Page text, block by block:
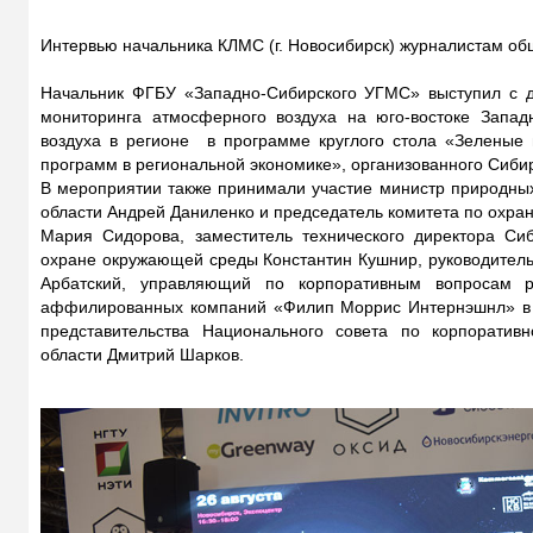
Интервью начальника КЛМС (г. Новосибирск) журналистам
Начальник ФГБУ «Западно-Сибирского УГМС» выступил с
мониторинга атмосферного воздуха на юго-востоке
воздуха в регионе в программе круглого стола «Зеленые
программ в региональной экономике», организованного
В мероприятии также принимали участие министр
области Андрей Даниленко и председатель комитета по
Мария Сидорова, заместитель технического директора
охране окружающей среды Константин Кушнир,
Арбатский, управляющий по корпоративным вопросам
аффилированных компаний «Филип Моррис Интернэшнл» в
представительства Национального совета по
области Дмитрий Шарков.